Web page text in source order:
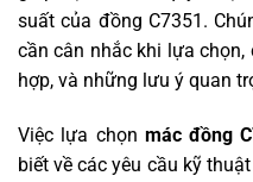
suất của đồng C7351.
cần cân nhắc khi lựa
hợp, và những lưu ý quan
Việc lựa chọn mác đồng
biết về các yêu cầu kỹ